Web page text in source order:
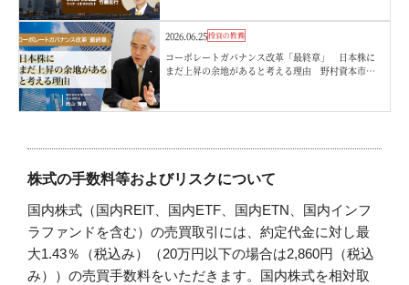
2026.06.25投資の教養
コーポレートガバナンス改革「最終章」 日本株に
まだ上昇の余地があると考える理由 野村資本市場
株式の手数料等およびリスクについて
国内株式（国内REIT、国内ETF、国内ETN、国内インフ
ラファンドを含む）の売買取引には、約定代金に対し最
大1.43％（税込み）（20万円以下の場合は2,860円（税込
み））の売買手数料をいただきます。国内株式を相対取